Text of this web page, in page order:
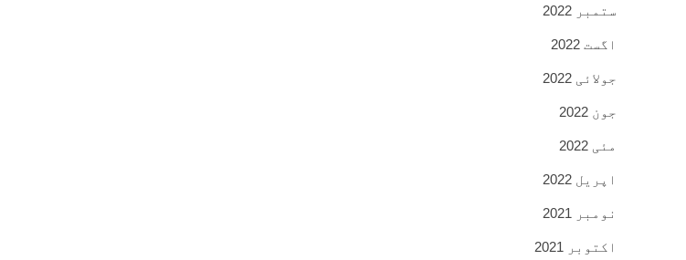
ستمبر 2022
اگست 2022
جولائی 2022
جون 2022
مئی 2022
اپریل 2022
نومبر 2021
اکتوبر 2021